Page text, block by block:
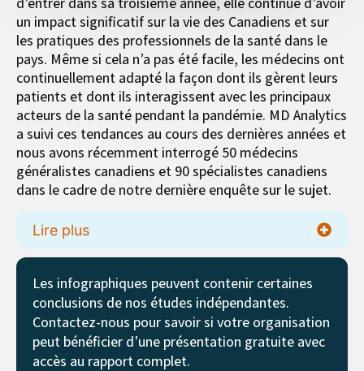
un impact significatif sur la vie des Canadiens et sur
les pratiques des professionnels de la santé dans le
pays. Même si cela n’a pas été facile, les médecins ont
continuellement adapté la façon dont ils gèrent leurs
patients et dont ils interagissent avec les principaux
acteurs de la santé pendant la pandémie. MD Analytics
a suivi ces tendances au cours des dernières années et
nous avons récemment interrogé 50 médecins
généralistes canadiens et 90 spécialistes canadiens
dans le cadre de notre dernière enquête sur le sujet.
Lire plus
Les infographiques peuvent contenir certaines
conclusions de nos études indépendantes.
Contactez-nous pour savoir si votre organisation
peut bénéficier d’une présentation gratuite avec
accès au rapport complet.